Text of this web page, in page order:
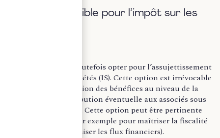
B. Option possible pour l’impôt sur les
Les SISA peuvent toutefois opter pour l’assujettissement
à l’impôt sur les sociétés (IS). Cette option est irrévocable
et entraîne l’imposition des bénéfices au niveau de la
société, avant distribution éventuelle aux associés sous
forme de dividendes. Cette option peut être pertinente
dans certains cas (par exemple pour maîtriser la fiscalité
des revenus et organiser les flux financiers).